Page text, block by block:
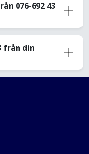
076-692 43
från din